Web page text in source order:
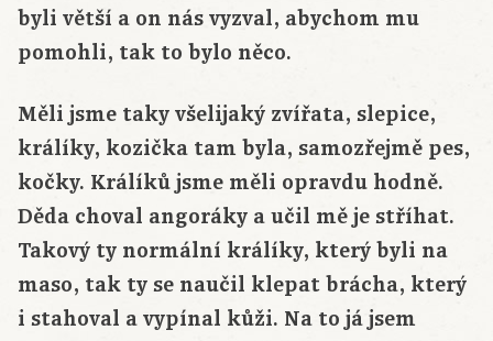
byli větší a on nás vyzval, abychom mu
pomohli, tak to bylo něco.
Měli jsme taky všelijaký zvířata, slepice,
králíky, kozička tam byla, samozřejmě pes,
kočky. Králíků jsme měli opravdu hodně.
Děda choval angoráky a učil mě je stříhat.
Takový ty normální králíky, který byli na
maso, tak ty se naučil klepat brácha, který
i stahoval a vypínal kůži. Na to já jsem